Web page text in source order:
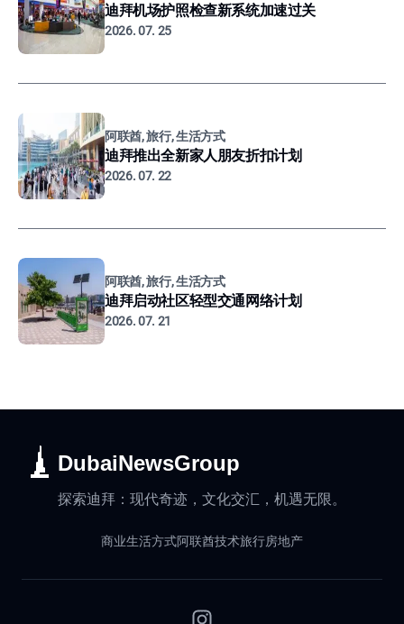
迪拜机场护照检查新系统加速过关
2026. 07. 25
阿联酋, 旅行, 生活方式
迪拜推出全新家人朋友折扣计划
2026. 07. 22
阿联酋, 旅行, 生活方式
迪拜启动社区轻型交通网络计划
2026. 07. 21
DubaiNewsGroup
探索迪拜：现代奇迹，文化交汇，机遇无限。
商业生活方式阿联酋技术旅行房地产